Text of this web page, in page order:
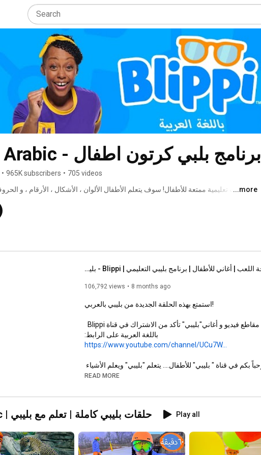
Blippi Arabic - برنامج بلبي كرتون اطفال
• 965K subscribers • 705 videos
...more
أغنية ساحة اللعب | أغاني للأطفال | برنامج بليبي التعليمي | Blippi - بليبي بالعربي
106,792 views 8 months ago
باللغة العربية على الرابط:
https://www.youtube.com/channel/UCu7W...
شاهد جميع فيديوهات بليبي التعليمية للأطفال 🔴 :
جميع فيديوهات زيارات بلبي🟢:
READ MORE
Full Episodes of Blippi in Arabic | حلقات بليبي كاملة | تعلم مع بليبي Play all